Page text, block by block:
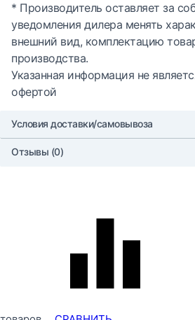
* Производитель оставляет за
уведомления дилера менять
внешний вид, комплектацию
производства.
Указанная информация не
офертой
Условия доставки/самовывоза
Отзывы (0)